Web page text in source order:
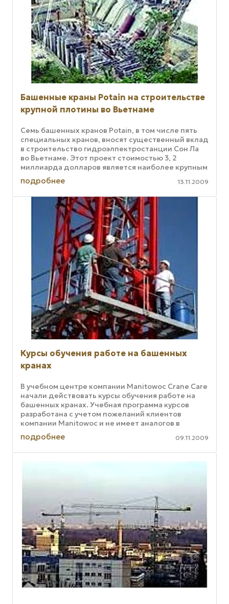
Башенные краны Potain на строительстве
крупной плотины во Вьетнаме
Семь башенных кранов Potain, в том числе пять
специальных кранов, вносят существенный вклад
в строительство гидроэлпектростанции Сон Ла
во Вьетнаме. Этот проект стоимостью 3, 2
миллиарда долларов является наиболее крупным
из более десятка крупных ...
подробнее 13.11.2009
Курсы обучения работе на башенных
кранах
В учебном центре компании Manitowoc Crane Care
начали действовать курсы обучения работе на
башенных кранах. Учебная программа курсов
разработана с учетом пожеланий клиентов
компании Manitowoc и не имеет аналогов в
Америке. Одним из неоспоримых ...
подробнее 09.11.2009